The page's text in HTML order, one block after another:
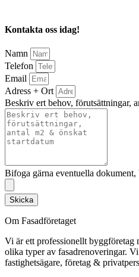
Kontakta oss idag!
Namn
Telefon
Email
Adress + Ort
Beskriv ert behov, förutsättningar,
Bifoga gärna eventuella
Skicka
Om Fasadföretaget
Vi är ett professionellt byggföretag
olika typer av fasadrenoveringar.
fastighetsägare, företag &